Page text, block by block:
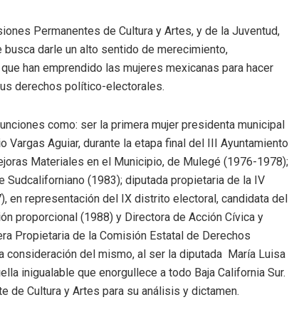
Permanentes de Cultura y Artes, y de la Juventud,
darle un alto sentido de merecimiento,
han emprendido las mujeres mexicanas para hacer
derechos político-electorales.
como: ser la primera mujer presidenta municipal
Vargas Aguiar, durante la etapa final del III Ayuntamiento
Materiales en el Municipio, de Mulegé (1976-1978);
(1983); diputada propietaria de la IV
en representación del IX distrito electoral, candidata del
proporcional (1988) y Directora de Acción Cívica y
Propietaria de la Comisión Estatal de Derechos
consideración del mismo, al ser la diputada María Luisa
inigualable que enorgullece a todo Baja California Sur.
de Cultura y Artes para su análisis y dictamen.